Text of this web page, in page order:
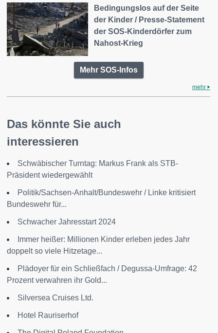
Bedingungslos auf der Seite
der Kinder / Presse-Statement
der SOS-Kinderdörfer zum
Nahost-Krieg
Mehr SOS-Infos
mehr
Das könnte Sie auch
interessieren
Schwäbischer Turntag: Markus Frank als STB-
Präsident wiedergewählt
Politik/Sachsen-Anhalt/Bundeswehr / Linke kritisiert
Bundeswehr für...
Schwacher Jahresstart 2024
Immer heißer: Millionen Kinder erleben jedes Jahr
doppelt so viele Hitzetage...
Plädoyer für ein Schließfach / Degussa-Umfrage: 42
Prozent verwahren ihr Gold...
Silversea Cruises Ltd.
Hotel Rauriserhof